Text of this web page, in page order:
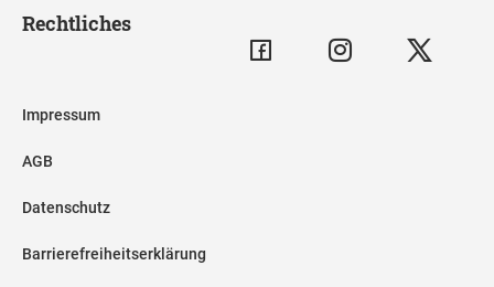
Rechtliches
Impressum
AGB
Datenschutz
Barrierefreiheitserklärung